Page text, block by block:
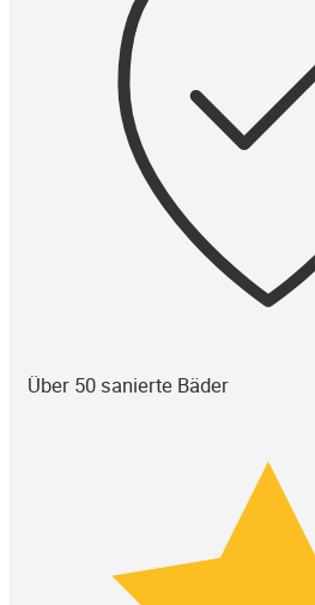
Über 50 sanierte Bäder